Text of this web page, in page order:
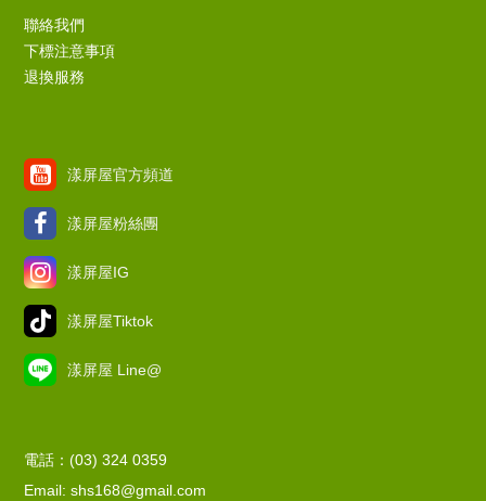
聯絡我們
下標注意事項
退換服務
漾屏屋官方頻道
漾屏屋粉絲團
漾屏屋IG
漾屏屋Tiktok
漾屏屋 Line@
電話：(03) 324 0359
Email: shs168@gmail.com